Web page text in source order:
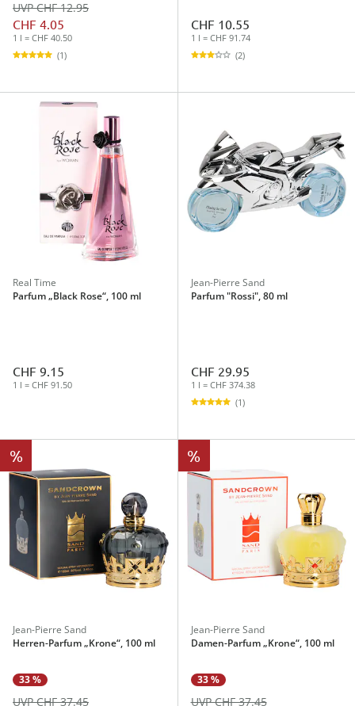
CHF 4.05
UVP CHF 12.95
1 l = CHF 40.50
(1)
CHF 10.55
1 l = CHF 91.74
(2)
Real Time
Parfum „Black Rose“, 100 ml
CHF 9.15
1 l = CHF 91.50
Jean-Pierre Sand
Parfum "Rossi", 80 ml
CHF 29.95
1 l = CHF 374.38
(1)
%
Jean-Pierre Sand
Herren-Parfum „Krone“, 100 ml
33 %
UVP CHF 37.45
%
Jean-Pierre Sand
Damen-Parfum „Krone“, 100 ml
33 %
UVP CHF 37.45